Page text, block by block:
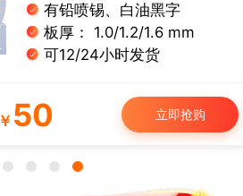
有铅喷锡、白油黑字
板厚： 1.0/1.2/1.6 mm
可12/24小时发货
50 立即抢购